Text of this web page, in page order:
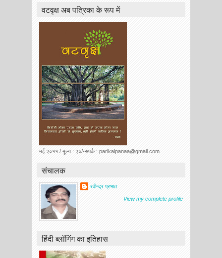
वटवृक्ष अब पत्रिका के रूप में
मई २०११ / मूल्य : २०/-संपर्क : parikalpanaa@gmail.com
संचालक
रवीन्द्र प्रभात
View my complete profile
हिंदी ब्लॉगिंग का इतिहास